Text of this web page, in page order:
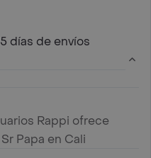
días de envíos
Rappi ofrece
Papa en Cali